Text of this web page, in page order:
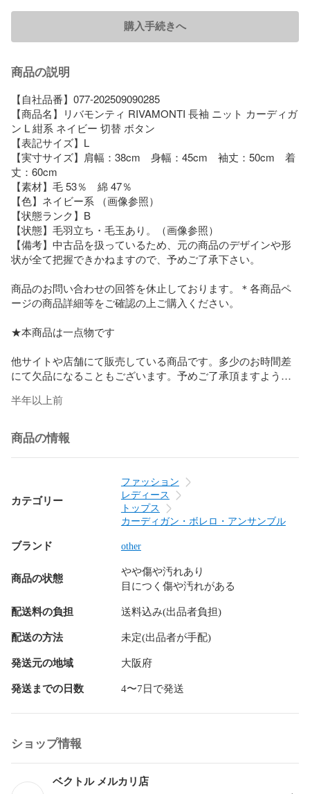
購入手続きへ
商品の説明
【自社品番】077-202509090285
【商品名】リバモンティ RIVAMONTI 長袖 ニット カーディガ
ン L 紺系 ネイビー 切替 ボタン
【表記サイズ】L
【実寸サイズ】肩幅：38cm　身幅：45cm　袖丈：50cm　着
丈：60cm
【素材】毛 53％　綿 47％
【色】ネイビー系 （画像参照）
【状態ランク】B
【状態】毛羽立ち・毛玉あり。（画像参照）
【備考】中古品を扱っているため、元の商品のデザインや形
状が全て把握できかねますので、予めご了承下さい。
商品のお問い合わせの回答を休止しております。＊各商品ペ
ージの商品詳細等をご確認の上ご購入ください。
★本商品は一点物です
他サイトや店舗にて販売している商品です。多少のお時間差
にて欠品になることもございます。予めご了承頂ますようお
半年以上前
商品の情報
カテゴリー
ファッション
レディース
トップス
カーディガン・ボレロ・アンサンブル
ブランド other
商品の状態
やや傷や汚れあり
目につく傷や汚れがある
配送料の負担 送料込み(出品者負担)
配送の方法 未定(出品者が手配)
発送元の地域 大阪府
発送までの日数 4〜7日で発送
ショップ情報
ベクトル メルカリ店